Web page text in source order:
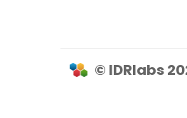
© IDRlabs